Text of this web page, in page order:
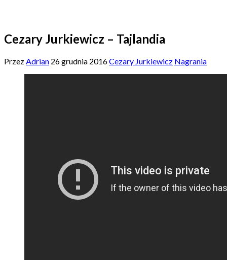
Cezary Jurkiewicz – Tajlandia
PrzezAdrian 26 grudnia 2016Cezary Jurkiewicz Nagrania